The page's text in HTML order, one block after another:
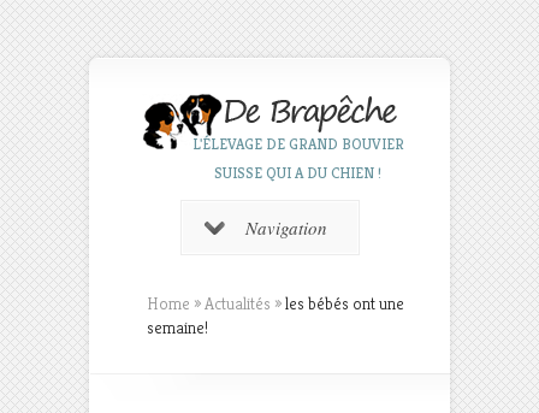
L'ÉLEVAGE DE GRAND BOUVIER
SUISSE QUI A DU CHIEN !
Navigation
Home »Actualités »les bébés ont une
semaine!